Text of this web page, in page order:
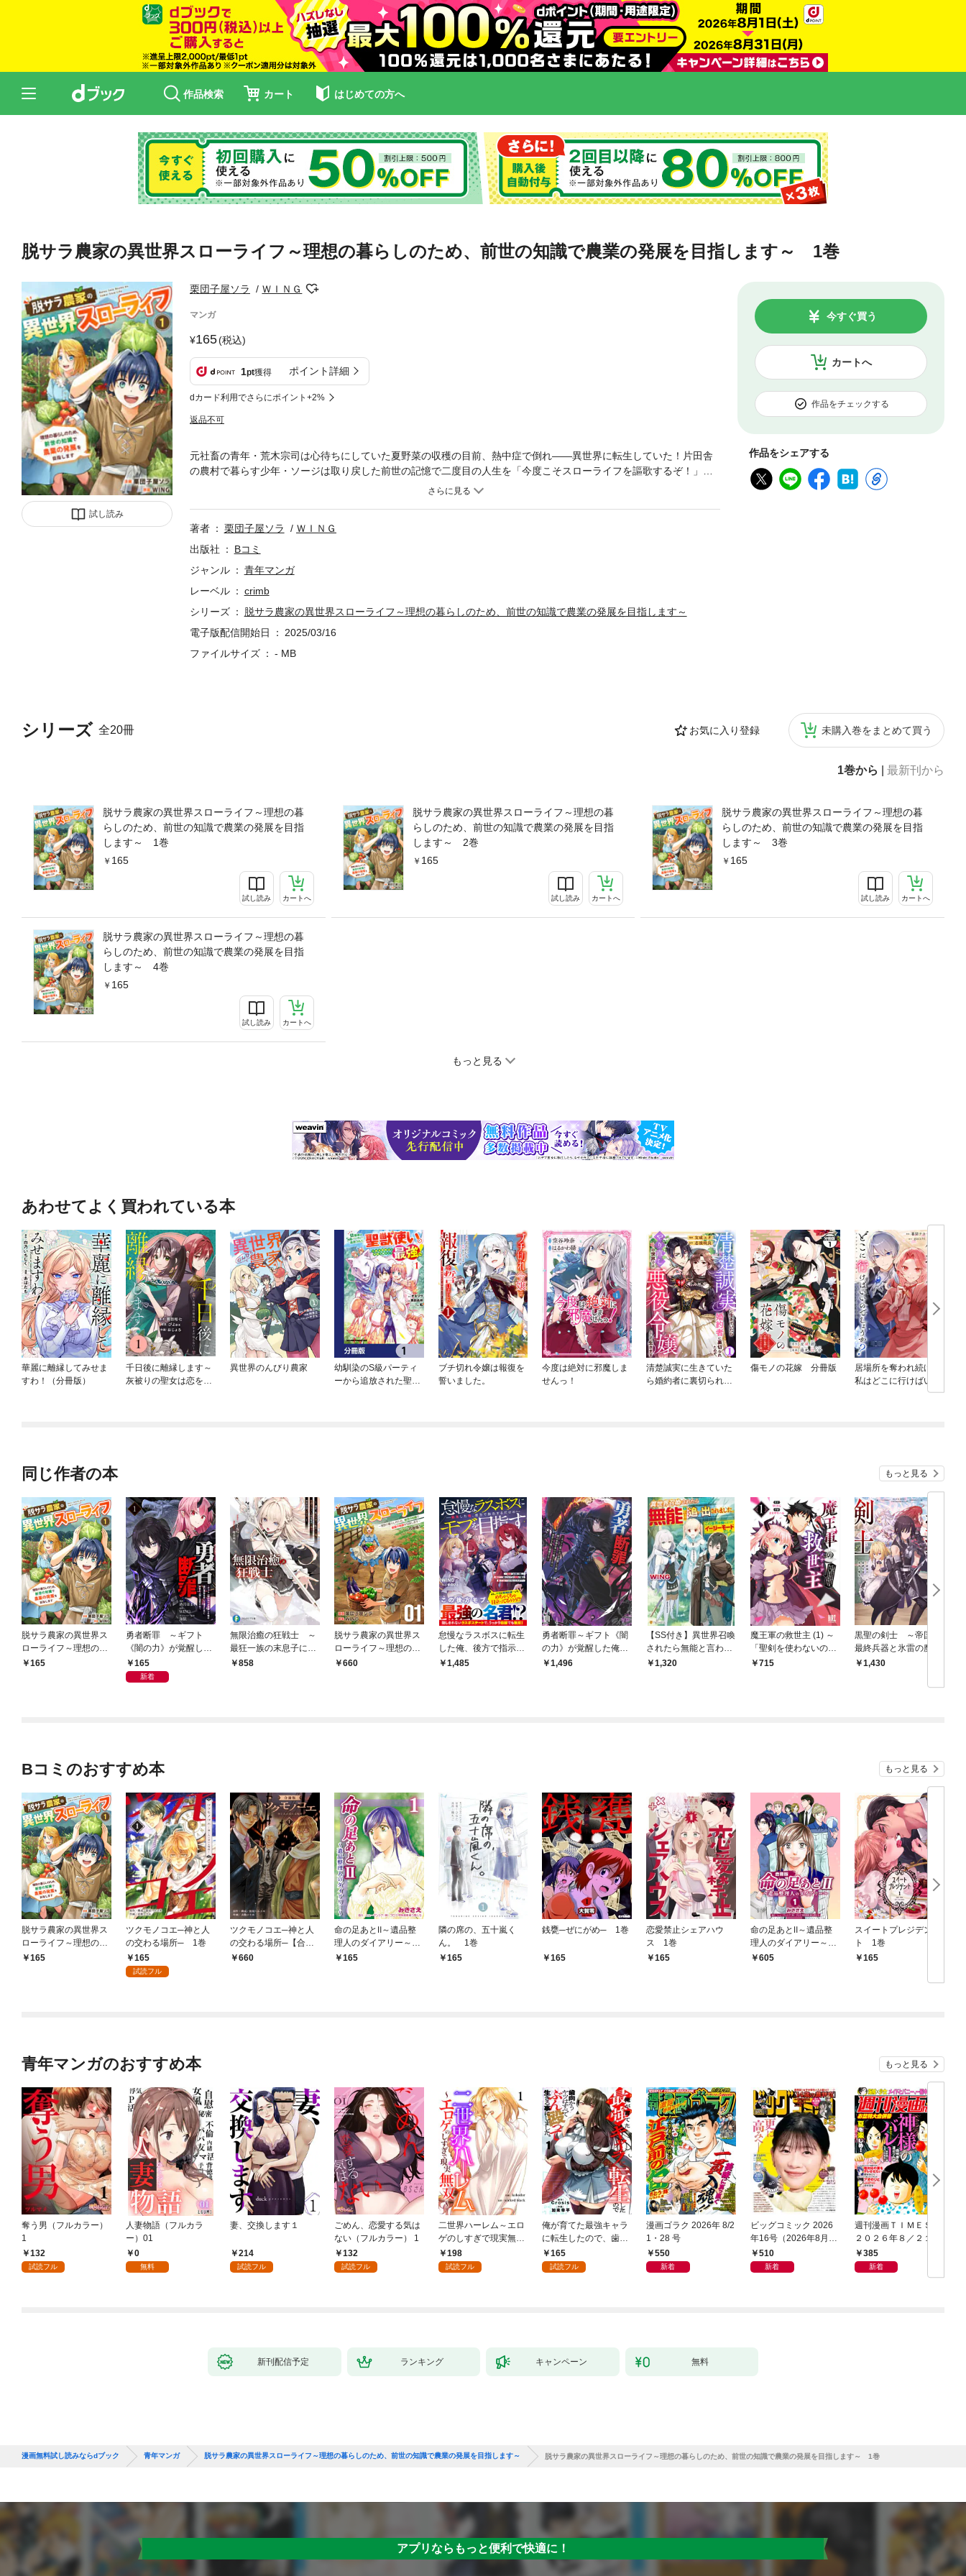
作品検索 カート はじめての方へ
脱サラ農家の異世界スローライフ～理想の暮らしのため、前世の知識で農業の発展を目指します～ 1巻
試し読み
栗団子屋ソラ ＷＩＮＧ
マンガ
165(税込)
1pt獲得 ポイント詳細
dカード利用でさらにポイント+2%
返品不可
カートへ
今すぐ買う
作品をチェックする
作品をシェアする
シリーズ 全20冊 お気に入り登録 未購入巻をまとめて買う
1巻から 最新刊から
脱サラ農家の異世界スローライフ～理想の暮
らしのため、前世の知識で農業の発展を目指
します～ 1巻
165
試し読み カートへ
脱サラ農家の異世界スローライフ～理想の暮
らしのため、前世の知識で農業の発展を目指
します～ 2巻
165
試し読み カートへ
脱サラ農家の異世界スローライフ～理想の暮
らしのため、前世の知識で農業の発展を目指
します～ 3巻
165
試し読み カートへ
脱サラ農家の異世界スローライフ～理想の暮
らしのため、前世の知識で農業の発展を目指
します～ 4巻
165
試し読み カートへ
もっと見る
元社畜の青年・荒木宗司は心待ちにしていた夏野菜の収穫の目前、熱中症で倒れ――異世界に転生していた！片田舎
の農村で暮らす少年・ソージは取り戻した前世の記憶で二度目の人生を「今度こそスローライフを謳歌するぞ！」と
意気込んだものの、この世界の野菜はマズすぎる…!?前世の知識と経験、そしてチートスキルを駆使し、未発展の世
著者 栗団子屋ソラ
ＷＩＮＧ
出版社
Bコミ
ジャンル
青年マンガ
レーベル
crimb
シリーズ
脱サラ農家の異世界スローライフ～理想の暮らしのため、前世の知識で農業の発展を目指します～
電子版配信開始日
2025/03/16
ファイルサイズ
- MB
あわせてよく買われている本
華麗に離縁してみせま
すわ！（分冊版）
千日後に離縁します～
灰被りの聖女は恋をま
異世界のんびり農家
幼馴染のS級パーティ
ーから追放された聖獣
ブチ切れ令嬢は報復を
誓いました。
今度は絶対に邪魔しま
せんっ！
清楚誠実に生きていた
ら婚約者に裏切られた
傷モノの花嫁 分冊版
居場所を奪われ続けた
私はどこに行けばいい
のでしょうか？（分冊
同じ作者の本 もっと見る
脱サラ農家の異世界ス
ローライフ～理想の暮
らしのため、前世の知
165
勇者断罪 ～ギフト
《闇の力》が覚醒した
俺は闇の軍勢を率いて
魔王と共に勇者と人類
165
新着
無限治癒の狂戦士 ～
最狂一族の末息子に転
生した俺、冷遇されて
858
脱サラ農家の異世界ス
ローライフ～理想の暮
らしのため、前世の知
660
怠慢なラスボスに転生
した俺、後方で指示す
るだけのモブを目指す
1,485
勇者断罪～ギフト《闇
の力》が覚醒した俺は
闇の軍勢を率いて魔王
1,496
【SS付き】異世界召喚
されたら無能と言われ
追い出されました。～
1,320
魔王軍の救世主 (1) ～
「聖剣を使わないのは
勇者ではない」と言わ
715
黒聖の剣士 ～帝国の
最終兵器と氷雷の魔女
～1,430
Bコミのおすすめ本 もっと見る
脱サラ農家の異世界ス
ローライフ～理想の暮
らしのため、前世の知
165
ツクモノコエ─神と人
の交わる場所─ 1巻
165
試読フル
ツクモノコエ─神と人
の交わる場所─【合冊
版】 1巻
660
命の足あとⅡ～遺品整
理人のダイアリー～
1巻165
隣の席の、五十嵐く
ん。 1巻
165
銭甕─ぜにがめ─ 1巻
165
恋愛禁止シェアハウ
ス 1巻
165
命の足あとⅡ～遺品整
理人のダイアリー～
【合冊版】 1巻
605
スイートプレジデン
ト 1巻
165
青年マンガのおすすめ本 もっと見る
奪う男（フルカラー）
1
132
試読フル
人妻物語（フルカラ
ー）01
0
無料
妻、交換します１
214
試読フル
ごめん、恋愛する気は
ない（フルカラー） 1
132
試読フル
二世界ハーレム～エロ
ゲのしすぎで現実無双
～１198
試読フル
俺が育てた最強キャラ
に転生したので、歯向
かうヤツはすべてぶん
殴って生きる事にしま
165
試読フル
漫画ゴラク 2026年 8/2
1・28 号
550
新着
ビッグコミック 2026
年16号（2026年8月7
日発売）
510
新着
週刊漫画ＴＩＭＥＳ
２０２６年８／２１・
２８合併号
385
新着
新刊配信予定 ランキング キャンペーン 無料
漫画無料試し読みならdブック 青年マンガ 脱サラ農家の異世界スローライフ～理想の暮らしのため、前世の知識で農業の発展を目指します～ 脱サラ農家の異世界スローライフ～理想の暮らしのため、前世の知識で農業の発展を目指します～ 1巻
アプリならもっと便利で快適に！